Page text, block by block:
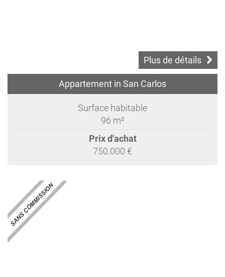
Plus de détails
Appartement in San Carlos
Surface habitable
96 m²
Prix d'achat
750.000 €